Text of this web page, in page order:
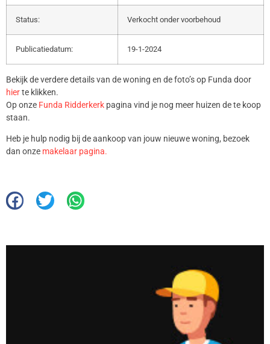
Status: Verkocht onder voorbehoud
Publicatiedatum: 19-1-2024
Bekijk de verdere details van de woning en de foto’s op Funda door
hierte klikken.
Op onze Funda Ridderkerk pagina vind je nog meer huizen de te koop
staan.
Heb je hulp nodig bij de aankoop van jouw nieuwe woning, bezoek
dan onze makelaar pagina.